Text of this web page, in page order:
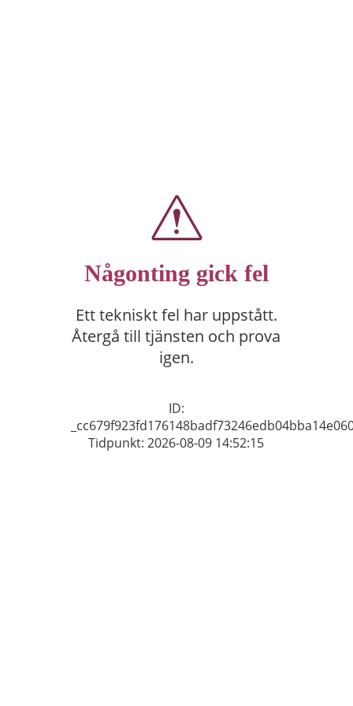
Någonting gick fel
Ett tekniskt fel har uppstått.
Återgå till tjänsten och prova
igen.
ID:
Tidpunkt: 2026-08-09 14:52:15